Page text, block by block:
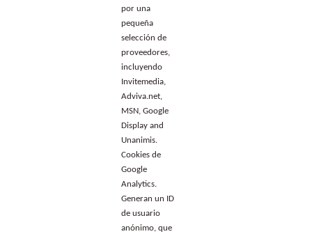
por una
pequeña
selección de
proveedores,
incluyendo
Invitemedia,
Adviva.net,
MSN, Google
Display and
Unanimis.
Cookies de
Google
Analytics.
Generan un ID
de usuario
anónimo, que